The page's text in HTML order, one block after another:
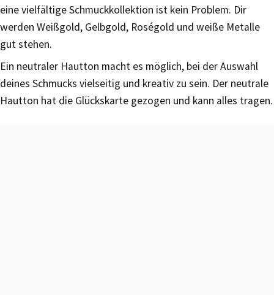
eine vielfältige Schmuckkollektion ist kein Problem. Dir
werden Weißgold, Gelbgold, Roségold und weiße Metalle
gut stehen.
Ein neutraler Hautton macht es möglich, bei der Auswahl
deines Schmucks vielseitig und kreativ zu sein. Der neutrale
Hautton hat die Glückskarte gezogen und kann alles tragen.